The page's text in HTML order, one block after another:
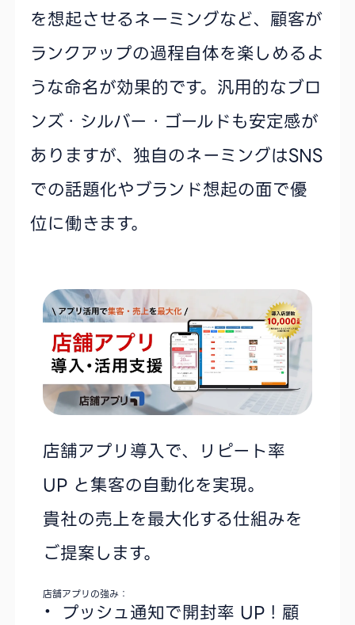
を想起させるネーミングなど、顧客が
ランクアップの過程自体を楽しめるよ
うな命名が効果的です。汎用的なブロ
ンズ・シルバー・ゴールドも安定感が
ありますが、独自のネーミングはSNS
での話題化やブランド想起の面で優
位に働きます。
店舗アプリ導入で、リピート率
UP と集客の自動化を実現。
貴社の売上を最大化する仕組みを
ご提案します。
店舗アプリの強み：
プッシュ通知で開封率 UP！顧